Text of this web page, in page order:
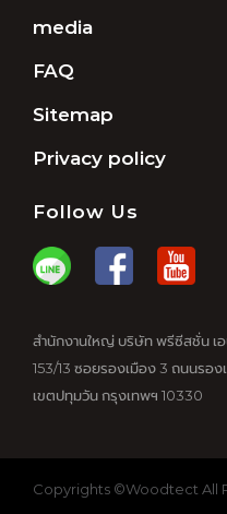
media
FAQ
Sitemap
Privacy policy
Follow Us
สำนักงานใหญ่ บริษัท พรีซีสชั่น เ
153/13 ซอยรองเมือง 3 ถนนรอ
เขตปทุมวัน กรุงเทพฯ 10330
Copyrights ©Woodtect All